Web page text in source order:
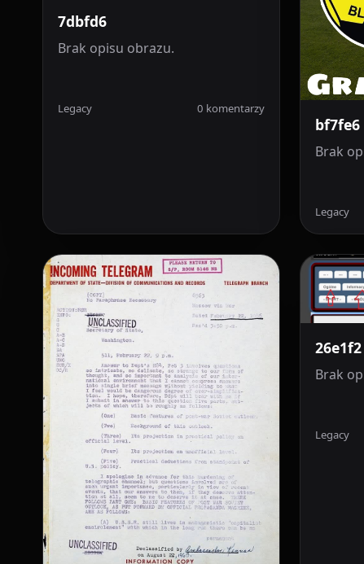
7dbfd6
Brak opisu obrazu.
Legacy 0 komentarzy
bf7fe6
Brak
Legacy
26e1f2
Brak
Legacy